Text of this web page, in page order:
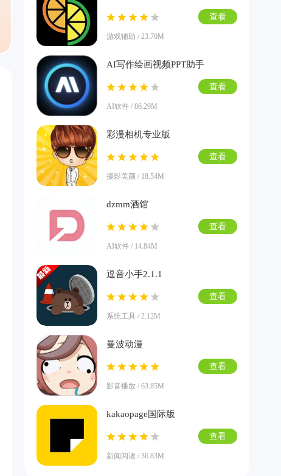
游戏辅助 / 23.70M
查看
AI写作绘画视频PPT助手
AI软件 / 86.29M
查看
彩漫相机专业版
摄影美颜 / 18.54M
查看
dzmm酒馆
AI软件 / 14.84M
查看
逗音小手2.1.1
系统工具 / 2.12M
查看
曼波动漫
影音播放 / 63.85M
查看
kakaopage国际版
新闻阅读 / 36.83M
查看